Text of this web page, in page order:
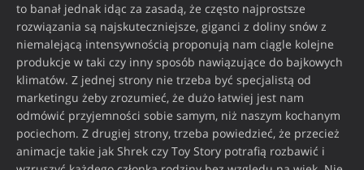
to banał jednak idąc za zasadą, że często najprostsze
rozwiązania są najskuteczniejsze, giganci z doliny snów z
niemalejącą intensywnością proponują nam ciągle kolejne
produkcje w taki czy inny sposób nawiązujące do bajkowych
klimatów. Z jednej strony nie trzeba być specjalistą od
marketingu żeby zrozumieć, że dużo łatwiej jest nam
odmówić przyjemności sobie samym, niż naszym kochanym
pociechom. Z drugiej strony, trzeba powiedzieć, że przecież
animacje takie jak Shrek czy Toy Story potrafią rozbawić i